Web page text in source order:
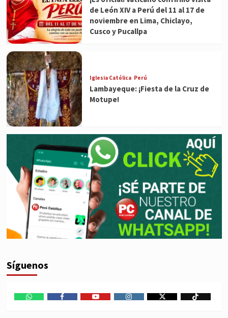
de León XIV a Perú del 11 al 17 de
noviembre en Lima, Chiclayo,
Cusco y Pucallpa
Iglesia Católica Perú
Lambayeque: ¡Fiesta de la Cruz de
Motupe!
Síguenos